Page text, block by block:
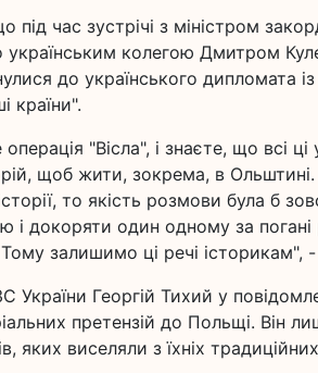
під час зустрічі з міністром
українським колегою Дмитром
до українського дипломата
країни".
"Вісла", і знаєте, що всі
щоб жити, зокрема, в
то якість розмови була б
і докоряти один одному за
залишимо ці речі історикам", -
України Георгій Тихий у
претензій до Польщі. Він
яких виселяли з їхніх